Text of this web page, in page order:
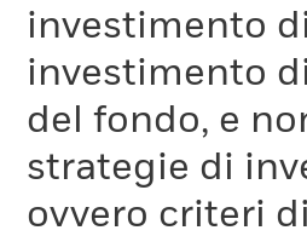
investimento
investimento
del fondo, e
strategie di
ovvero criteri